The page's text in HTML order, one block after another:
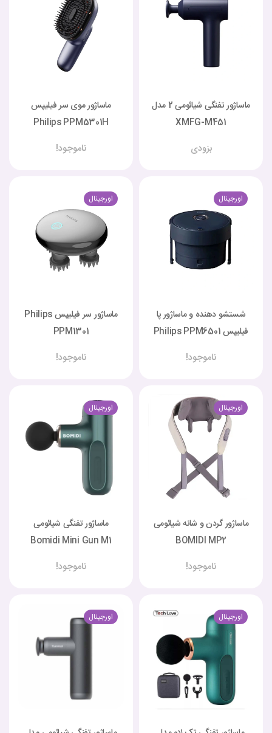
ماساژور تفنگی شیائومی 2 مدل
XMFG-M451
بزودی
ماساژور موی سر فیلیپس
Philips PPM5301H
ناموجود!
اورجینال
شستشو دهنده و ماساژور پا
فیلیپس Philips PPM6501
ناموجود!
اورجینال
ماساژور سر فیلیپس Philips
PPM1301
ناموجود!
اورجینال
ماساژور گردن و شانه شیائومی
BOMIDI MP2
ناموجود!
اورجینال
ماساژور تفنگی شیائومی
Bomidi Mini Gun M1
ناموجود!
اورجینال اورجینال